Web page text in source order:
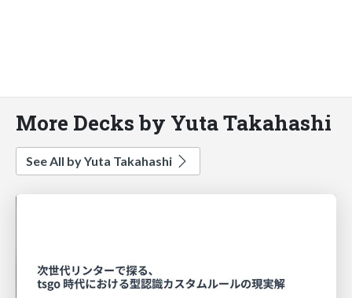
More Decks by Yuta Takahashi
See All by Yuta Takahashi